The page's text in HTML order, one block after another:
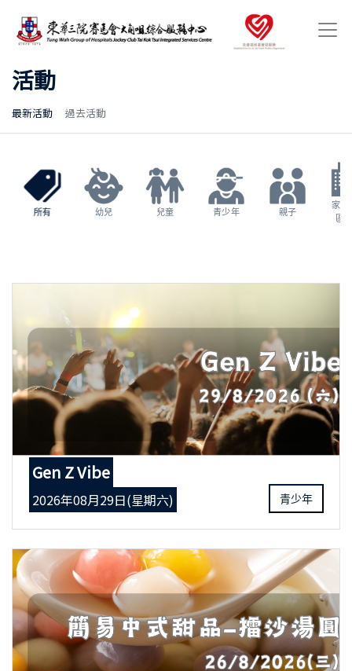
活動
最新活動 過去活動
所有 幼兒 兒童 青少年 親子
家長
區
Gen Z Vibe
2026年08月29日(星期六) 青少年